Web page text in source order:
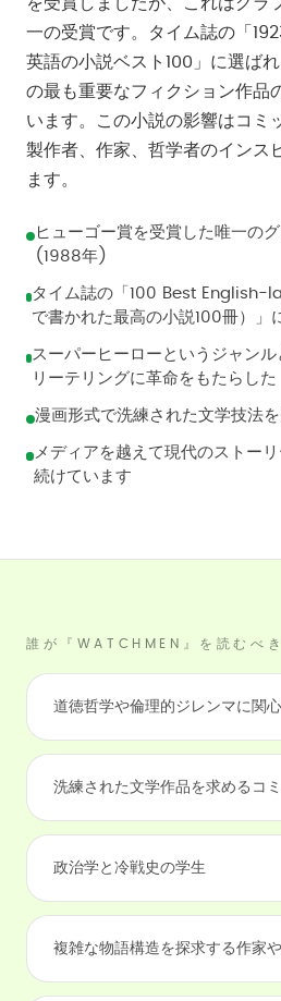
一の受賞です。タイム誌の「
英語の小説ベスト100」に選ば
の最も重要なフィクション作品
います。この小説の影響はコミ
製作者、作家、哲学者のインス
ます。
ヒューゴー賞を受賞した唯一の
(1988年)
タイム誌の「100 Best English-
で書かれた最高の小説100冊）」
スーパーヒーローというジャン
リーテリングに革命をもたらした
漫画形式で洗練された文学技法
メディアを越えて現代のストー
続けています
誰が『WATCHMEN』を読むべ
道徳哲学や倫理的ジレンマに関
洗練された文学作品を求めるコ
政治学と冷戦史の学生
複雑な物語構造を探求する作家